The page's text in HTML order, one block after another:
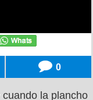
0
la plancho